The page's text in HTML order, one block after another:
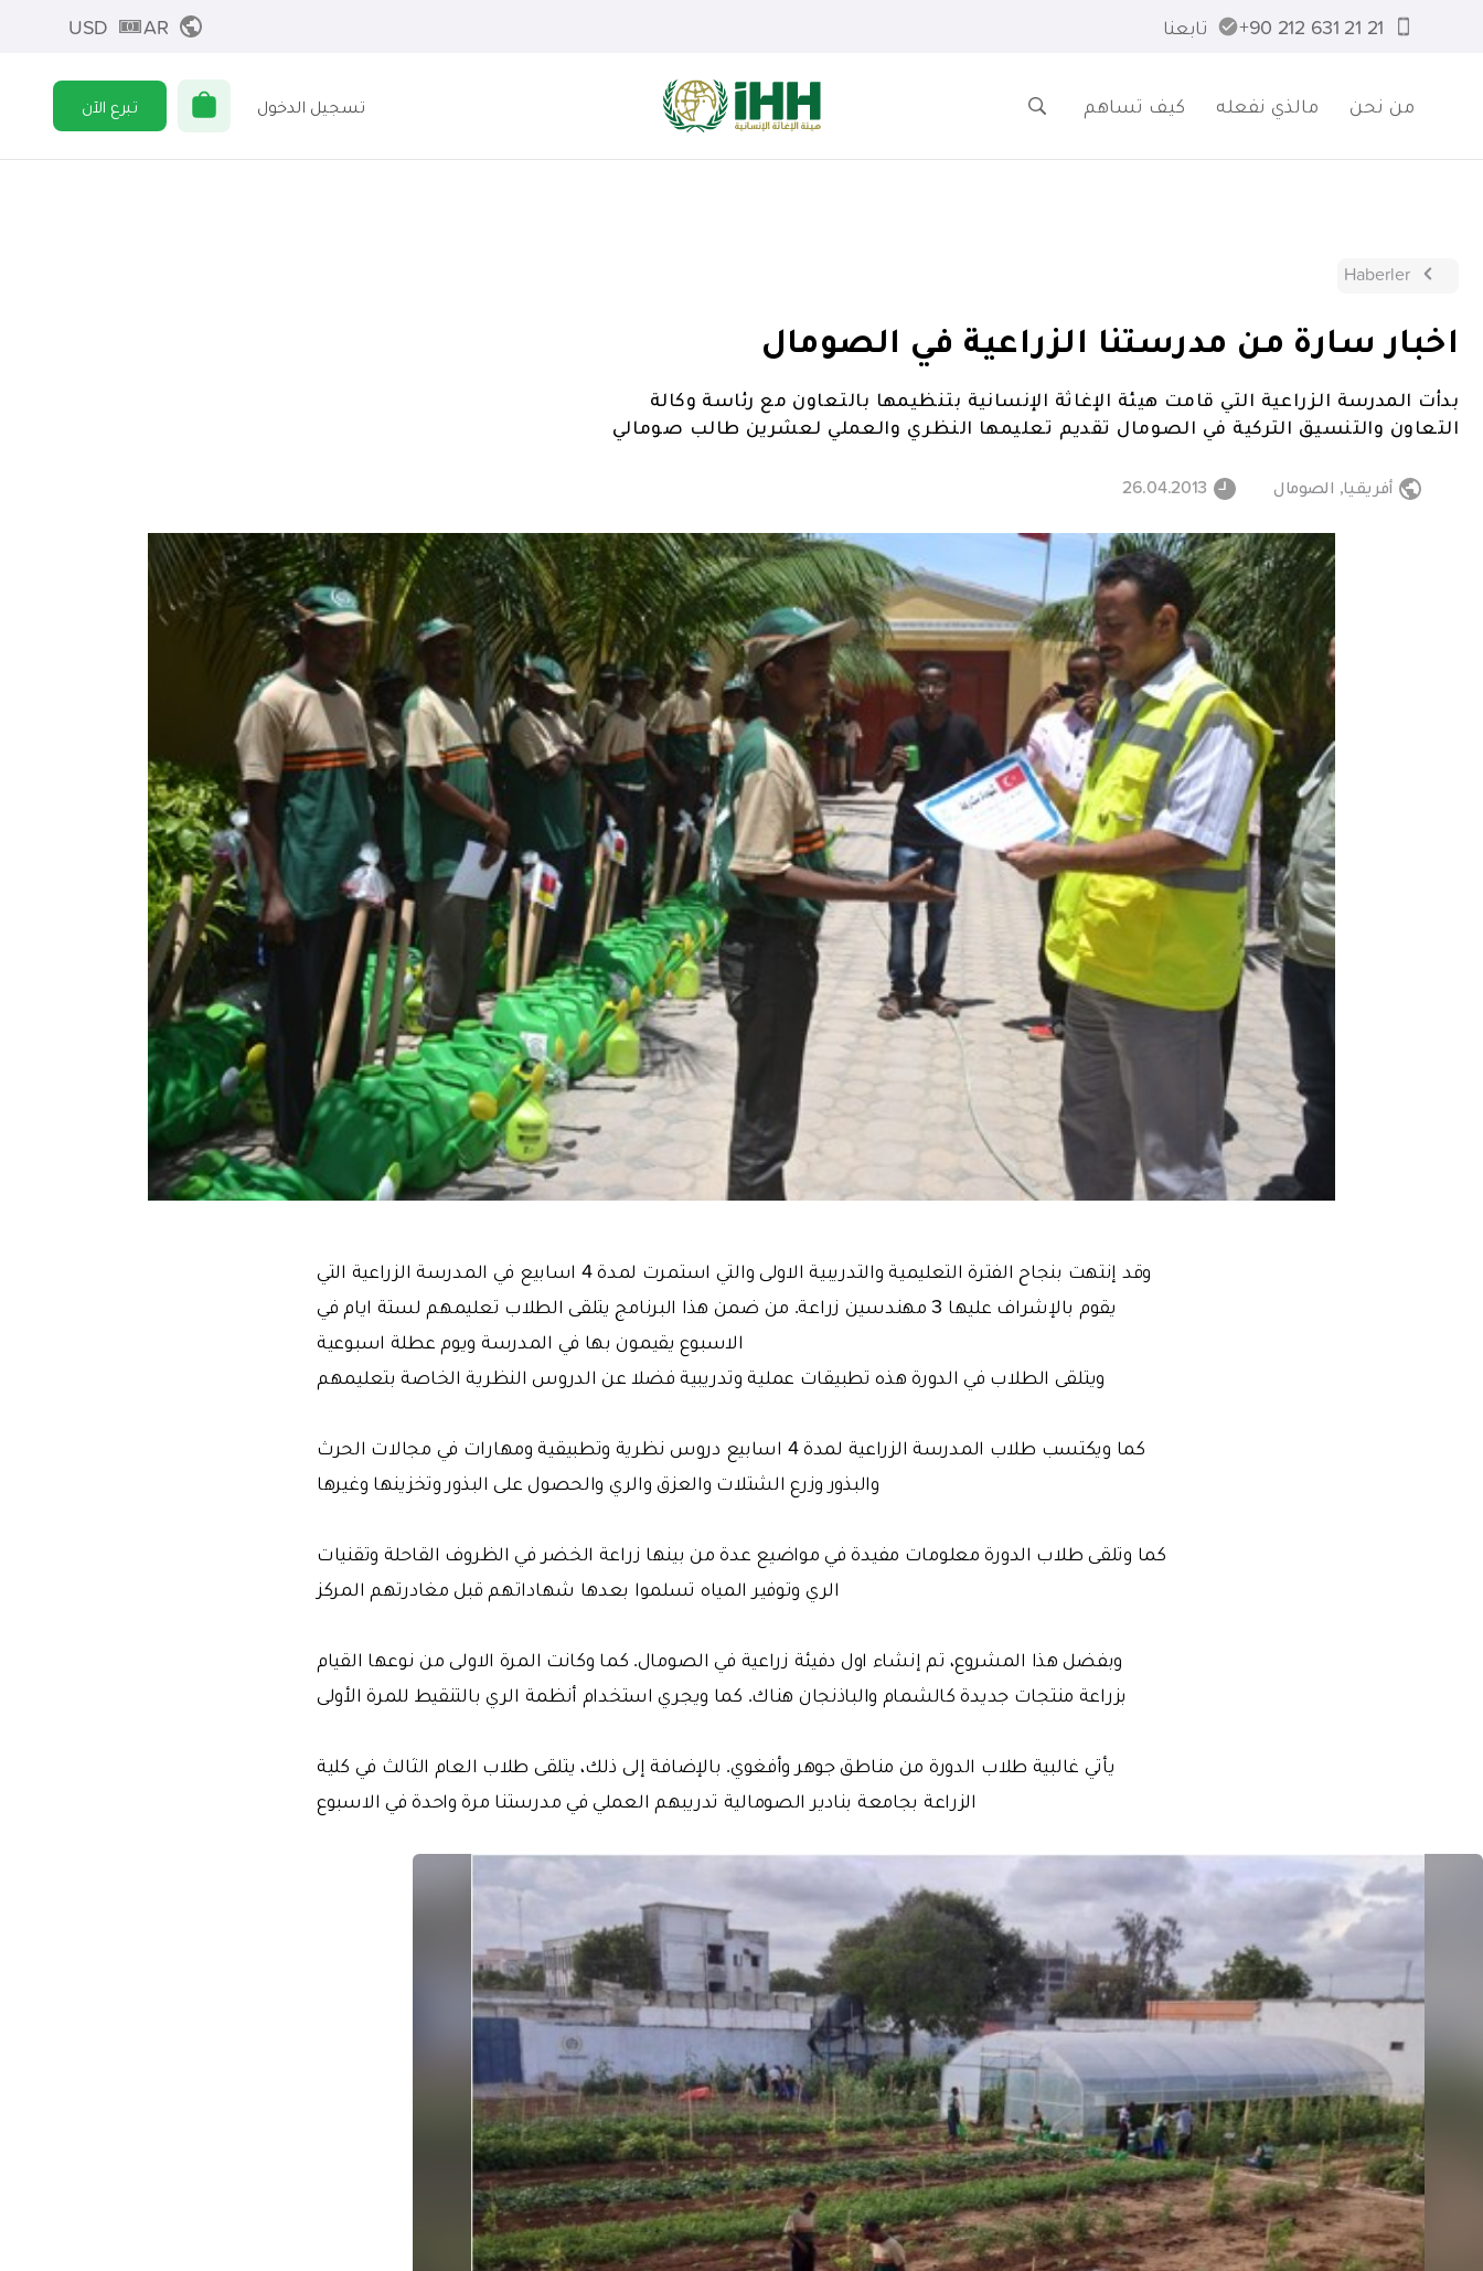
21 21 631 212 90+ تابعنا AR
USD
من نحن مالذي نفعله كيف تساهم تسجيل الدخول تبرع الآن
Haberler
اخبار سارة من مدرستنا الزراعية في الصومال
بدأت المدرسة الزراعية التي قامت هيئة الإغاثة الإنسانية بتنظيمها بالتعاون مع رئاسة وكالة
التعاون والتنسيق التركية في الصومال تقديم تعليمها النظري والعملي لعشرين طالب صومالي
أفريقيا, الصومال 26.04.2013
وقد إنتهت بنجاح الفترة التعليمية والتدريبية الاولى والتي استمرت لمدة 4 اسابيع في المدرسة الزراعية التي
يقوم بالإشراف عليها 3 مهندسين زراعة. من ضمن هذا البرنامج يتلقى الطلاب تعليمهم لستة ايام في
الاسبوع يقيمون بها في المدرسة ويوم عطلة اسبوعية
ويتلقى الطلاب في الدورة هذه تطبيقات عملية وتدريبية فضلا عن الدروس النظرية الخاصة بتعليمهم
كما ويكتسب طلاب المدرسة الزراعية لمدة 4 اسابيع دروس نظرية وتطبيقية ومهارات في مجالات الحرث
والبذور وزرع الشتلات والعزق والري والحصول على البذور وتخزينها وغيرها
كما وتلقى طلاب الدورة معلومات مفيدة في مواضيع عدة من بينها زراعة الخضر في الظروف القاحلة وتقنيات
الري وتوفير المياه تسلموا بعدها شهاداتهم قبل مغادرتهم المركز
وبفضل هذا المشروع، تم إنشاء اول دفيئة زراعية في الصومال. كما وكانت المرة الاولى من نوعها القيام
بزراعة منتجات جديدة كالشمام والباذنجان هناك. كما ويجري استخدام أنظمة الري بالتنقيط للمرة الأولى
يأتي غالبية طلاب الدورة من مناطق جوهر وأفغوي. بالإضافة إلى ذلك، يتلقى طلاب العام الثالث في كلية
الزراعة بجامعة بنادير الصومالية تدريبهم العملي في مدرستنا مرة واحدة في الاسبوع